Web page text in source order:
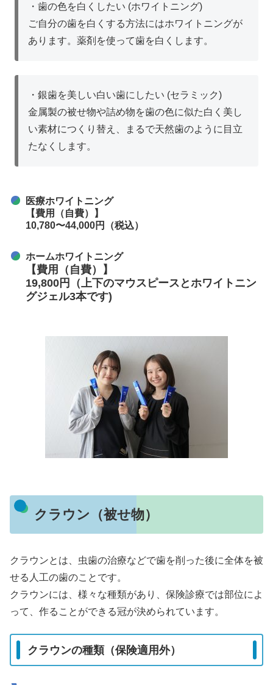
・歯の色を白くしたい (ホワイトニング)
ご自分の歯を白くする方法にはホワイトニングが
あります。薬剤を使って歯を白くします。
・銀歯を美しい白い歯にしたい (セラミック)
金属製の被せ物や詰め物を歯の色に似た白く美し
い素材につくり替え、まるで天然歯のように目立
たなくします。
医療ホワイトニング
【費用（自費）】
10,780〜44,000円（税込）
ホームホワイトニング
【費用（自費）】
19,800円（上下のマウスピースとホワイトニン
グジェル3本です)
クラウン（被せ物）
クラウンとは、虫歯の治療などで歯を削った後に全体を被
せる人工の歯のことです。
クラウンには、様々な種類があり、保険診療では部位によ
って、作ることができる冠が決められています。
クラウンの種類（保険適用外）